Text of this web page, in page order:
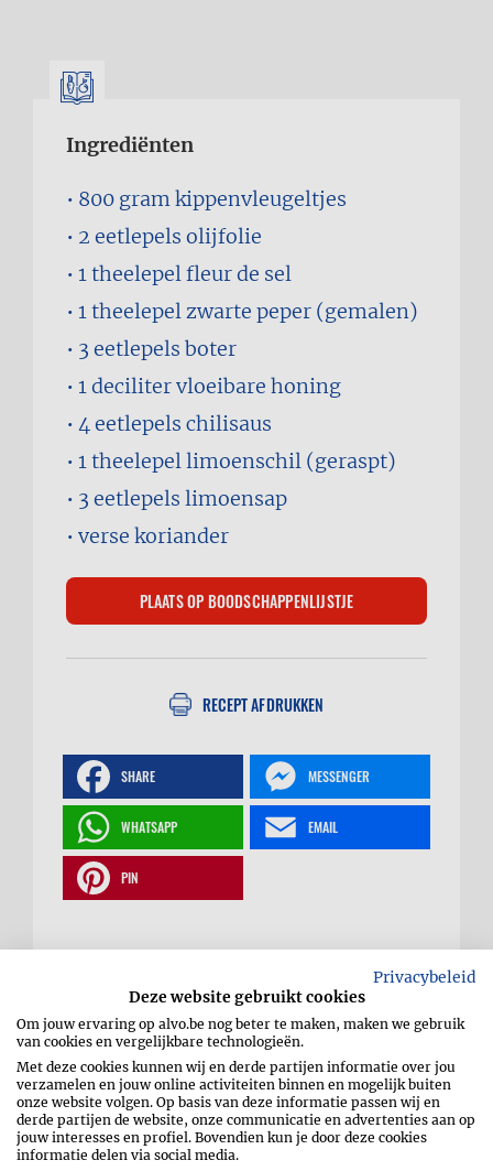
Ingrediënten
800 gramkippenvleugeltjes
2 eetlepels olijfolie
1 theelepelfleur de sel
1 theelepelzwarte peper (gemalen)
3 eetlepels boter
1 decilitervloeibare honing
4 eetlepels chilisaus
1 theelepellimoenschil (geraspt)
3 eetlepels limoensap
verse koriander
RECEPT AFDRUKKEN
SHARE MESSENGER
WHATSAPP EMAIL
PIN
Spicy chicken wings
Privacybeleid
Deze website gebruikt cookies
Om jouw ervaring op alvo.be nog beter te maken, maken we gebruik
van cookies en vergelijkbare technologieën.
Met deze cookies kunnen wij en derde partijen informatie over jou
verzamelen en jouw online activiteiten binnen en mogelijk buiten
onze website volgen. Op basis van deze informatie passen wij en
derde partijen de website, onze communicatie en advertenties aan op
jouw interesses en profiel. Bovendien kun je door deze cookies
informatie delen via social media.